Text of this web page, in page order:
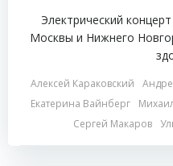
Электрический
Москвы и Нижнего
Алексей Караковский
Екатерина Вайнберг
Сергей Макаров